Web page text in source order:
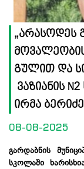
„არასოდეს
გულით და
ვაზიანის
ირმა ბერიძე
08-08-2025
გარდაბნის
სკოლაში